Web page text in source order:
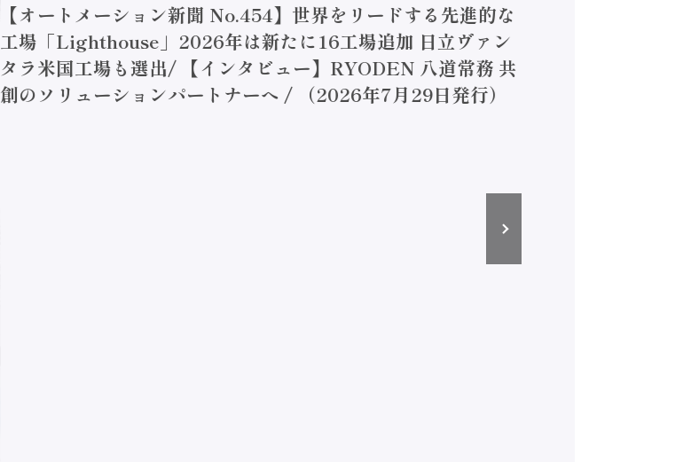
【オートメーション新聞 No.454】世界をリードする先進的な
工場「Lighthouse」2026年は新たに16工場追加 日立ヴァン
タラ米国工場も選出/ 【インタビュー】RYODEN 八道常務 共
創のソリューションパートナーへ / （2026年7月29日発行）